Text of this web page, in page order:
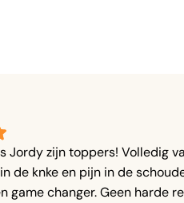
Jordy zijn toppers! Volledig
de knke en pijn in de
game changer. Geen harde